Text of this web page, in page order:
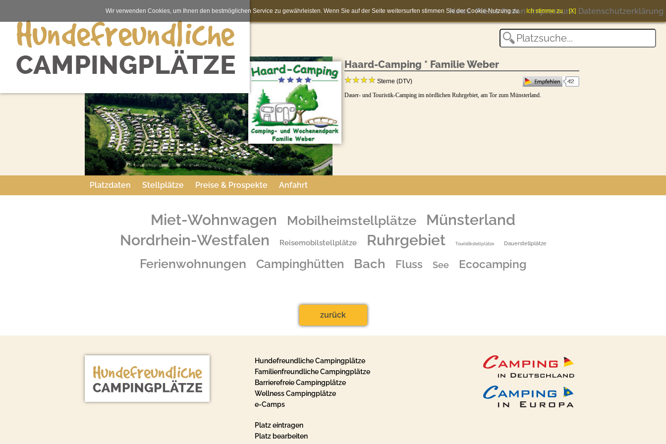
News Plätze finden Impressum Datenschutzerklärung
Haard-Camping * Familie Weber
Sterne (DTV)
Dauer- und Touristik-Camping im nördlichen Ruhrgebiet, am Tor zum Münsterland.
Platzdaten Stellplätze Preise & Prospekte Anfahrt
Miet-Wohnwagen Mobilheimstellplätze
Münsterland
Nordrhein-Westfalen
Reisemobilstellplätze Ruhrgebiet Touristikstellplätze Dauerstellplätze
Ferienwohnungen Campinghütten Bach Fluss See Ecocamping
zurück
Hundefreundliche Campingplätze
Familienfreundliche Campingplätze
Barrierefreie Campingplätze
Wellness Campingplätze
e-Camps
Platz eintragen
Platz bearbeiten
Wir verwenden Cookies, um Ihnen den bestmöglichen Service zu gewährleisten. Wenn Sie auf der Seite weitersurfen stimmen Sie der Cookie-Nutzung zu. Ich stimme zu [X]